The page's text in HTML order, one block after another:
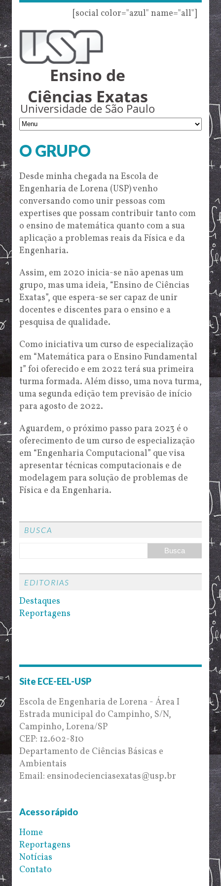
[social color="azul" name="all"]
Ensino de
Ciências Exatas
Universidade de São Paulo
O GRUPO
Desde minha chegada na Escola de
Engenharia de Lorena (USP) venho
conversando como unir pessoas com
expertises que possam contribuir tanto com
o ensino de matemática quanto com a sua
aplicação a problemas reais da Física e da
Engenharia.
Assim, em 2020 inicia-se não apenas um
grupo, mas uma ideia, “Ensino de Ciências
Exatas”, que espera-se ser capaz de unir
docentes e discentes para o ensino e a
pesquisa de qualidade.
Como iniciativa um curso de especialização
em “Matemática para o Ensino Fundamental
1” foi oferecido e em 2022 terá sua primeira
turma formada. Além disso, uma nova turma,
uma segunda edição tem previsão de início
para agosto de 2022.
Aguardem, o próximo passo para 2023 é o
oferecimento de um curso de especialização
em “Engenharia Computacional” que visa
apresentar técnicas computacionais e de
modelagem para solução de problemas de
Física e da Engenharia.
BUSCA
EDITORIAS
Destaques
Reportagens
Site ECE-EEL-USP
Escola de Engenharia de Lorena - Área I
Estrada municipal do Campinho, S/N,
Campinho, Lorena/SP
CEP: 12.602-810
Departamento de Ciências Básicas e
Ambientais
Email: ensinodecienciasexatas@usp.br
Acesso rápido
Home
Reportagens
Notícias
Contato